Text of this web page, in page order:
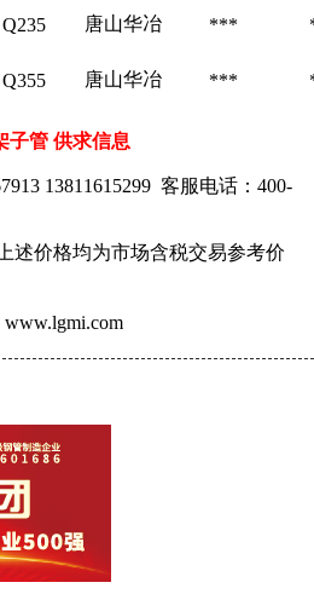
Q235 唐山华冶 ***
Q355 唐山华冶 ***
管 供求信息
13811615299 客服电话：400-
述价格均为市场含税交易参考价